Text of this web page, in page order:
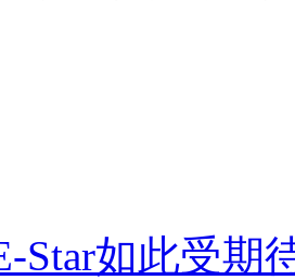
Star如此受期